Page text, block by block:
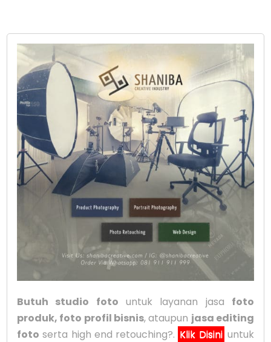
Butuh studio foto untuk layanan jasa foto
produk, foto profil bisnis, ataupun jasa editing
foto serta high end retouching?. Klik Disini untuk